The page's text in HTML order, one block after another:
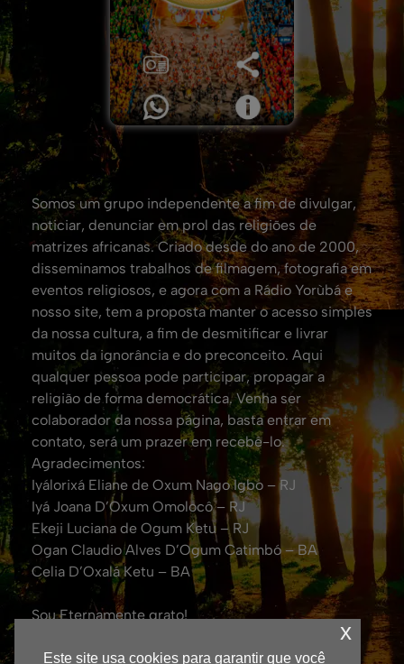
Somos um grupo independente a fim de divulgar,
noticiar, denunciar em prol das religiões de
matrizes africanas. Criado desde do ano de 2000,
disseminamos trabalhos de filmagem, fotografia em
eventos religiosos, e agora com a Rádio Yorùbá e
nosso site, tem a proposta manter o acesso simples
da nossa cultura, a fim de desmitificar e livrar
muitos da ignorância e do preconceito. Aqui
qualquer pessoa pode participar, propagar a
religião de forma democrática. Venha ser
colaborador da nossa página, basta entrar em
contato, será um prazer em recebê-lo.
Agradecimentos:
Iyálorixá Eliane de Oxum Nago Igbo – RJ
Iyá Joana D’Oxum Omolocô – RJ
Ekeji Luciana de Ogum Ketu – RJ
Ogan Claudio Alves D’Ogum Catimbó – BA
Celia D’Oxalá Ketu – BA
Sou Eternamente grato!
(Fundador da TV Yorubá no Brasil e Jornalista
Este site usa cookies para garantir que você
x